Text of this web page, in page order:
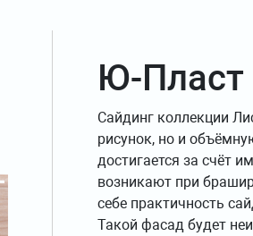
Ю-Пласт
Сайдинг коллекции
рисунок, но и
достигается за счёт
возникают при
себе практичность
Такой фасад будет